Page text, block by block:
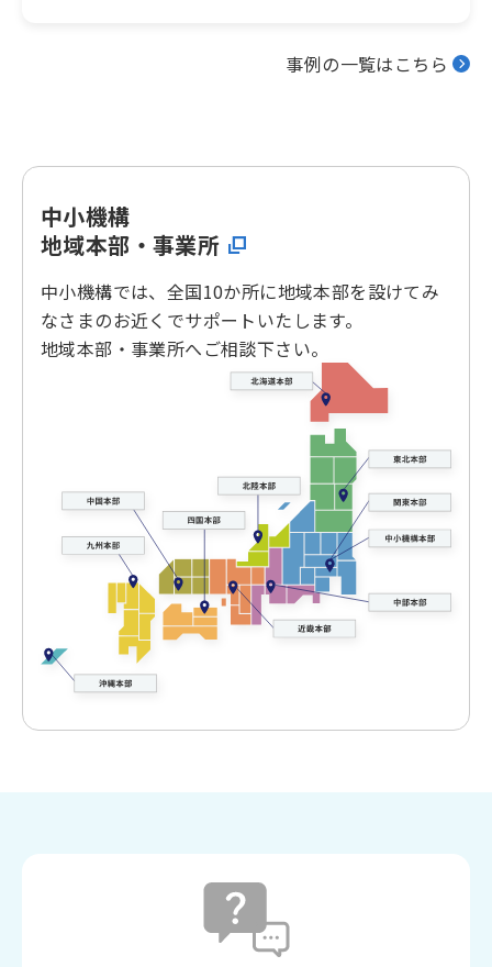
事例の一覧はこちら
中小機構
地域本部・事業所
中小機構では、全国10か所に地域本部を設けてみ
なさまのお近くでサポートいたします。
地域本部・事業所へご相談下さい。